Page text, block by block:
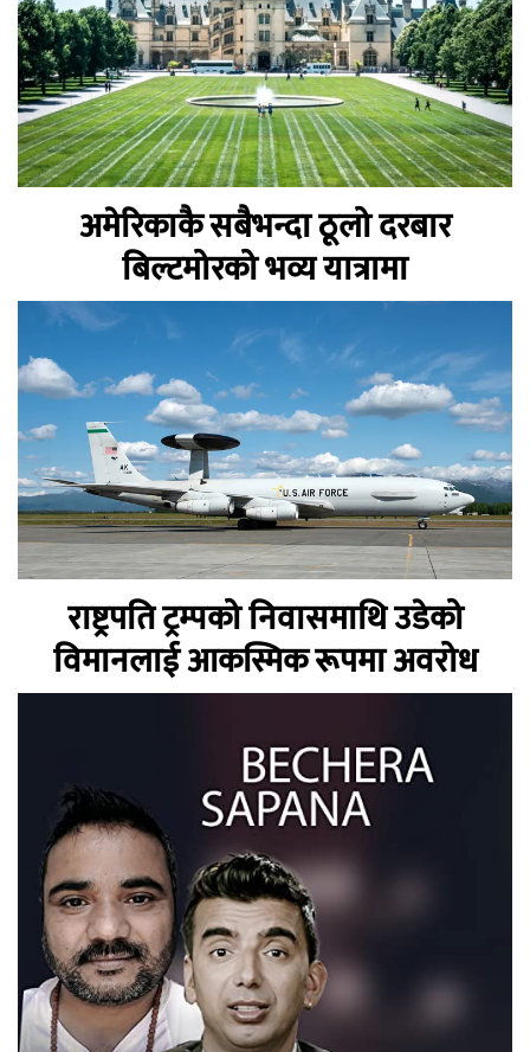
अमेरिकाकै सबैभन्दा ठूलो दरबार
बिल्टमोरको भव्य यात्रामा
राष्ट्रपति ट्रम्पको निवासमाथि उडेको
विमानलाई आकस्मिक रूपमा अवरोध